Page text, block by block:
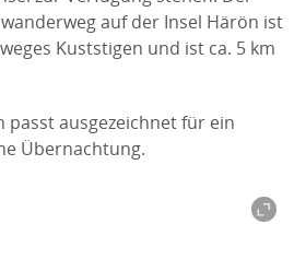
auf der Insel Härön ist
Kuststigen und ist ca. 5 km
passt ausgezeichnet für ein
Übernachtung.